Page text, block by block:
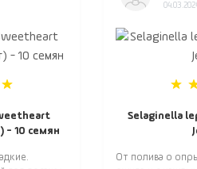
- 10 семян
Selaginella
От полива о